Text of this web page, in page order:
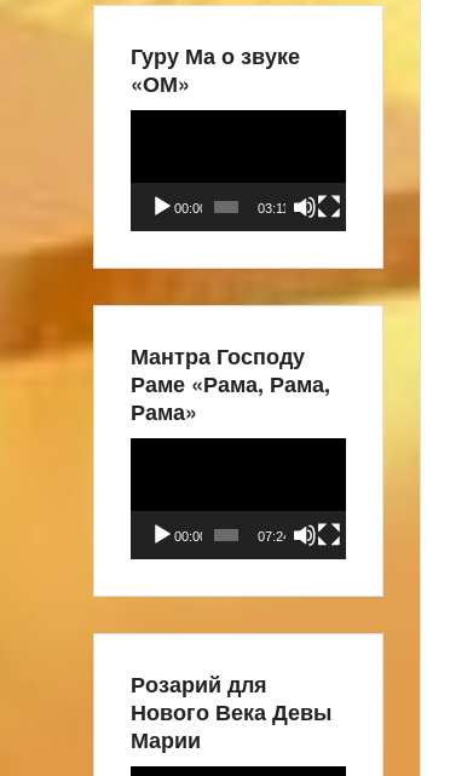
Гуру Ма о звуке
«ОМ»
00:00 03:11
Мантра Господу
Раме «Рама, Рама,
Рама»
00:00 07:24
Розарий для
Нового Века Девы
Марии